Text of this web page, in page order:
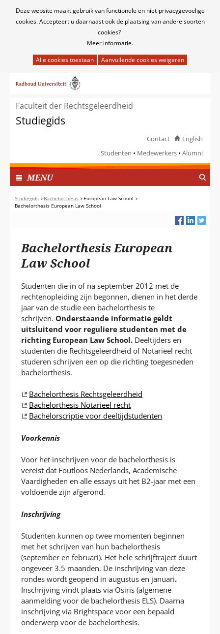
Cookies
Deze website maakt gebruik van functionele en niet-privacygevoelige
cookies. Accepteert u daarnaast ook de plaatsing van andere soorten
cookies?
Meer informatie.
het
van
op
toegestaan
of
naar
inhoudFaculteit der Rechtsgeleerdheid
Studiegids
Contact
English
Studenten
Medewerkers Alumni
MENUI
N
G
E
P
T
Studiegids Bachelorthesis
European Law School
Bachelorthesis European Law School
Bachelorthesis European
Law School
Studenten die in of na september 2012 met de
rechtenopleiding zijn begonnen, dienen in het derde
jaar van de studie een bachelorthesis te
schrijven.Onderstaande informatie geldt
uitsluitend voor reguliere studenten met de
richting European Law School. Deeltijders en
studenten die Rechtsgeleerdheid of Notarieel recht
studeren schrijven een op die richting toegesneden
bachelorthesis.
Bachelorthesis Rechtsgeleerdheid
Bachelorthesis Notarieel recht
Bachelorscriptie voor deeltijdstudenten
Voorkennis
Voor het inschrijven voor de bachelorthesis is
vereist dat Foutloos Nederlands, Academische
Vaardigheden en alle essays uit het B2-jaar met een
voldoende zijn afgerond.
Inschrijving
Studenten kunnen op twee momenten beginnen
met het schrijven van hun bachelorthesis
(september en februari). Het hele schrijftraject duurt
ongeveer 3.5 maanden. De inschrijving van deze
rondes wordt geopend in augustus en januari.
Inschrijving vindt plaats via Osiris (algemene
aanmelding voor de bachelorthesis ELS). Daarna
inschrijving via Brightspace voor een bepaald
onderwerp voor de bachelorthesis.